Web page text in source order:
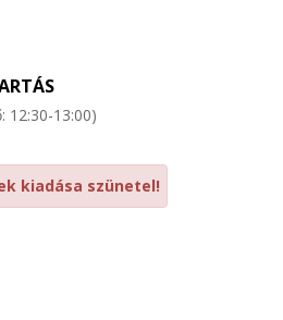
12:30-13:00)
kiadása szünetel!